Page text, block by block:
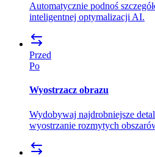
Automatycznie podnoś
inteligentnej optymalizacji AI.
Przed
Po
Wyostrzacz obrazu
Wydobywaj najdrobniejsze
wyostrzanie rozmytych